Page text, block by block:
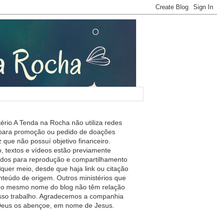
A Tenda na Rocha não utiliza redes
promoção ou pedido de doações
que não possuí objetivo financeiro.
textos e vídeos estão previamente
para reprodução e compartilhamento
meio, desde que haja link ou citação
de origem. Outros ministérios que
mesmo nome do blog não têm relação
trabalho. Agradecemos a companhia
os abençoe, em nome de Jesus.